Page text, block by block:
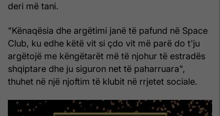
deri më tani.
"Kënaqësia dhe argëtimi janë të pafund në Space
Club, ku edhe këtë vit si çdo vit më parë do t'ju
argëtojë me këngëtarët më të njohur të estradës
shqiptare dhe ju siguron net të paharruara",
thuhet në një njoftim të klubit në rrjetet sociale.